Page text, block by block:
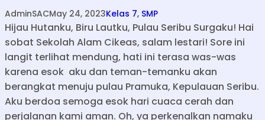
s
w
S
A
AdminSACMay 24, 2023Kelas 7, SMP
Hijau Hutanku, Biru Lautku, Pulau Seribu Surgaku! Hai
sobat Sekolah Alam Cikeas, salam lestari! Sore ini
langit terlihat mendung, hati ini terasa was-was
karena esok aku dan teman-temanku akan
berangkat menuju pulau Pramuka, Kepulauan Seribu.
Aku berdoa semoga esok hari cuaca cerah dan
perjalanan kami aman. Oh, ya perkenalkan namaku